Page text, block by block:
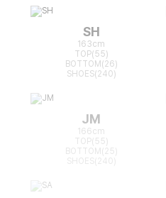
SH
163cm
TOP(55)
BOTTOM(26)
SHOES(240)
JM
166cm
TOP(55)
BOTTOM(25)